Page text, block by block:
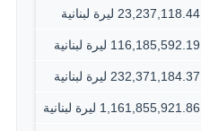
23,237,118.44 ليرة لبنانية
116,185,592.19 ليرة لبنانية
232,371,184.37 ليرة لبنانية
1,161,855,921.86 ليرة لبنانية